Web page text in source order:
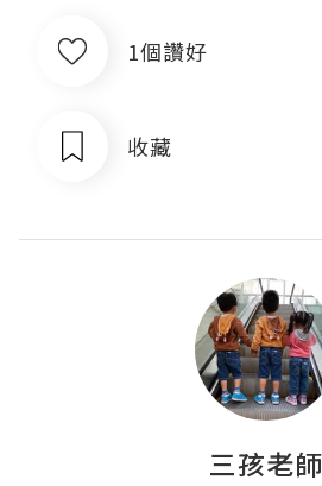
1個讚好
收藏
三孩老師